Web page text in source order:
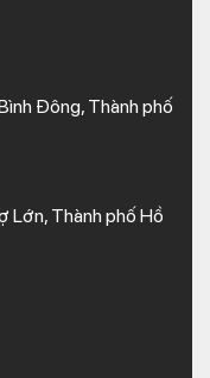
Đông, Thành phố
Lớn, Thành phố Hồ